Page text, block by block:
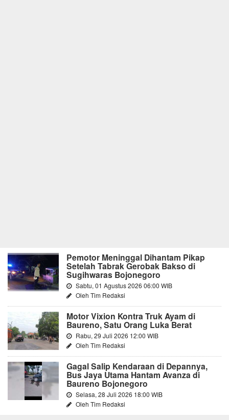
Pemotor Meninggal Dihantam Pikap
Setelah Tabrak Gerobak Bakso di
Sugihwaras Bojonegoro
Sabtu, 01 Agustus 2026 06:00 WIB
Oleh Tim Redaksi
Motor Vixion Kontra Truk Ayam di
Baureno, Satu Orang Luka Berat
Rabu, 29 Juli 2026 12:00 WIB
Oleh Tim Redaksi
Gagal Salip Kendaraan di Depannya,
Bus Jaya Utama Hantam Avanza di
Baureno Bojonegoro
Selasa, 28 Juli 2026 18:00 WIB
Oleh Tim Redaksi